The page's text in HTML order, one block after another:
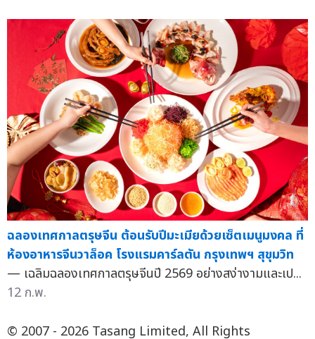
ฉลองเทศกาลตรุษจีน ต้อนรับปีมะเมียด้วยเซ็ตเมนูมงคล ที่
ห้องอาหารจีนวาล็อค โรงแรมคาร์ลตัน กรุงเทพฯ สุขุมวิท
— เฉลิมฉลองเทศกาลตรุษจีนปี 2569 อย่างสง่างามและเป...
12 ก.พ.
© 2007 - 2026 Tasang Limited, All Rights